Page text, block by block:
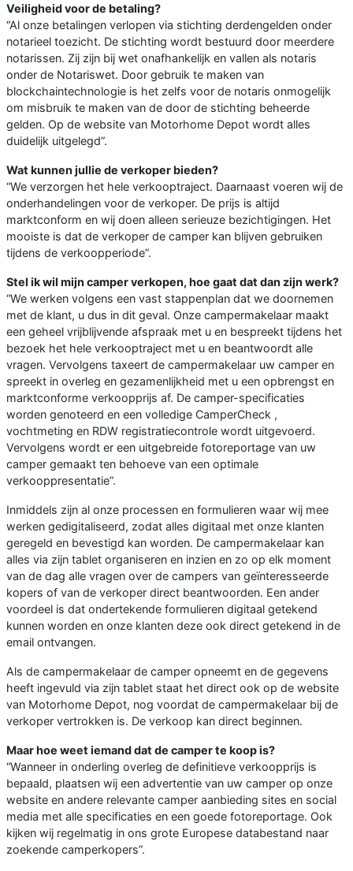
Veiligheid voor de betaling?
“Al onze betalingen verlopen via stichting derdengelden onder
notarieel toezicht. De stichting wordt bestuurd door meerdere
notarissen. Zij zijn bij wet onafhankelijk en vallen als notaris
onder de Notariswet. Door gebruik te maken van
blockchaintechnologie is het zelfs voor de notaris onmogelijk
om misbruik te maken van de door de stichting beheerde
gelden. Op de website van Motorhome Depot wordt alles
duidelijk uitgelegd”.
Wat kunnen jullie de verkoper bieden?
“We verzorgen het hele verkooptraject. Daarnaast voeren wij de
onderhandelingen voor de verkoper. De prijs is altijd
marktconform en wij doen alleen serieuze bezichtigingen. Het
mooiste is dat de verkoper de camper kan blijven gebruiken
tijdens de verkoopperiode”.
Stel ik wil mijn camper verkopen, hoe gaat dat dan zijn werk?
“We werken volgens een vast stappenplan dat we doornemen
met de klant, u dus in dit geval. Onze campermakelaar maakt
een geheel vrijblijvende afspraak met u en bespreekt tijdens het
bezoek het hele verkooptraject met u en beantwoordt alle
vragen. Vervolgens taxeert de campermakelaar uw camper en
spreekt in overleg en gezamenlijkheid met u een opbrengst en
marktconforme verkoopprijs af. De camper-specificaties
worden genoteerd en een volledige CamperCheck ,
vochtmeting en RDW registratiecontrole wordt uitgevoerd.
Vervolgens wordt er een uitgebreide fotoreportage van uw
camper gemaakt ten behoeve van een optimale
verkooppresentatie”.
Inmiddels zijn al onze processen en formulieren waar wij mee
werken gedigitaliseerd, zodat alles digitaal met onze klanten
geregeld en bevestigd kan worden. De campermakelaar kan
alles via zijn tablet organiseren en inzien en zo op elk moment
van de dag alle vragen over de campers van geïnteresseerde
kopers of van de verkoper direct beantwoorden. Een ander
voordeel is dat ondertekende formulieren digitaal getekend
kunnen worden en onze klanten deze ook direct getekend in de
email ontvangen.
Als de campermakelaar de camper opneemt en de gegevens
heeft ingevuld via zijn tablet staat het direct ook op de website
van Motorhome Depot, nog voordat de campermakelaar bij de
verkoper vertrokken is. De verkoop kan direct beginnen.
Maar hoe weet iemand dat de camper te koop is?
“Wanneer in onderling overleg de definitieve verkoopprijs is
bepaald, plaatsen wij een advertentie van uw camper op onze
website en andere relevante camper aanbieding sites en social
media met alle specificaties en een goede fotoreportage. Ook
kijken wij regelmatig in ons grote Europese databestand naar
zoekende camperkopers”.